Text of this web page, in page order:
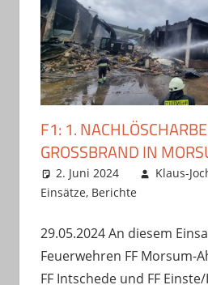
F1: 1.
GROSSBRAND IN
2. Juni 2024
Klaus-
Einsätze, Berichte
29.05.2024 An diesem
Feuerwehren FF Morsum-
FF Intschede und FF